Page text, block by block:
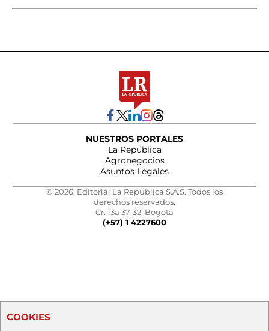
NUESTROS PORTALES
La República
Agronegocios
Asuntos Legales
© 2026, Editorial La República S.A.S. Todos los
derechos reservados.
Cr. 13a 37-32, Bogotá
(+57) 1 4227600
COOKIES